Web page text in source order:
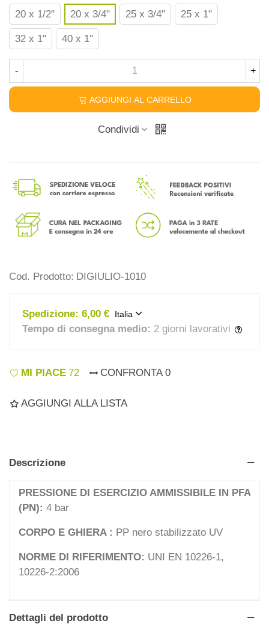
20 x 1/2"
20 x 3/4" 25 x 3/4" 25 x 1"
32 x 1" 40 x 1"
- +
AGGIUNGI AL CARRELLO
Condividi
Cod. Prodotto: DIGIULIO-1010
Spedizione: 6,00 € Italia
Tempo di consegna medio: 2 giorni lavorativi
MI PIACE 72 CONFRONTA 0
AGGIUNGI ALLA LISTA
Descrizione
PRESSIONE DI ESERCIZIO AMMISSIBILE IN PFA
(PN): 4 bar
CORPO E GHIERA : PP nero stabilizzato UV
NORME DI RIFERIMENTO: UNI EN 10226-1,
10226-2:2006
Dettagli del prodotto